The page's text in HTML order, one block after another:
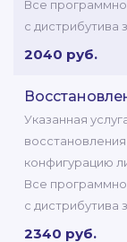
Все
с дистрибутива
2040 руб.
Указанная
конфигурацию
Все
с дистрибутива
2340 руб.